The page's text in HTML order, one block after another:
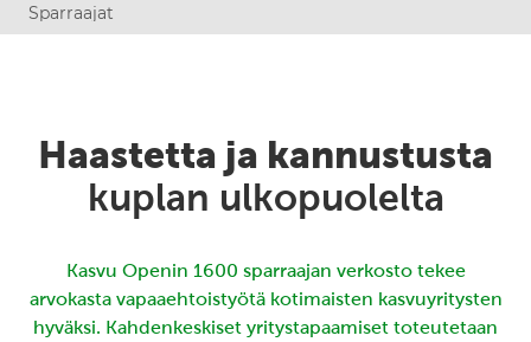
Sparraajat
Haastetta ja kannustusta
kuplan ulkopuolelta
Kasvu Openin 1600 sparraajan verkosto tekee
arvokasta vapaaehtoistyötä kotimaisten kasvuyritysten
hyväksi. Kahdenkeskiset yritystapaamiset toteutetaan